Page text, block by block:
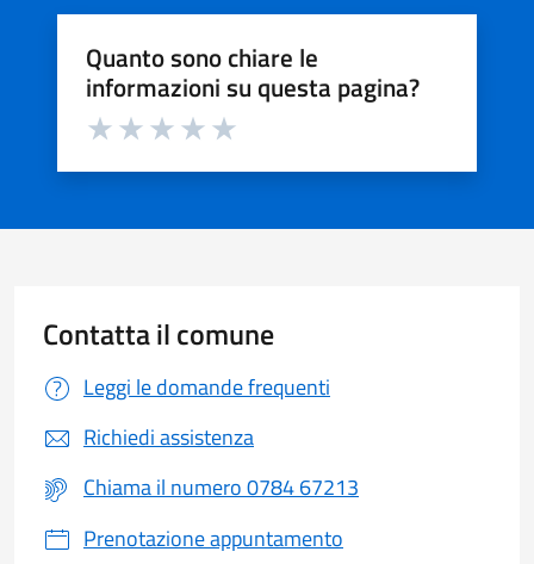
Quanto sono chiare le
informazioni su questa pagina?
Valuta da 1 a 5 stelle la pagina
Contatta il comune
Leggi le domande frequenti
Richiedi assistenza
Chiama il numero 0784 67213
Prenotazione appuntamento